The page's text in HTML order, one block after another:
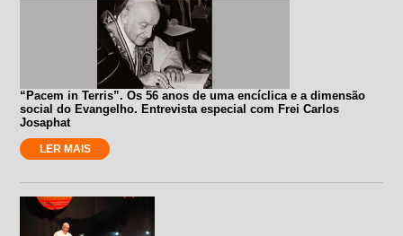
“Pacem in Terris”. Os 56 anos de uma encíclica e a dimensão
social do Evangelho. Entrevista especial com Frei Carlos
Josaphat
LER MAIS